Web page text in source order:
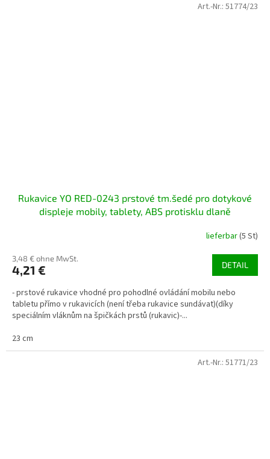
Rukavice YO RED-0243 prstové tm.šedé pro dotykové
displeje mobily, tablety, ABS protisklu dlaně
lieferbar(5 St)
3,48 € ohne MwSt.
4,21 € DETAIL
- prstové rukavice vhodné pro pohodlné ovládání mobilu nebo
tabletu přímo v rukavicích (není třeba rukavice sundávat)(díky
speciálním vláknům na špičkách prstů (rukavic)-...
23 cm
Art.-Nr.: 51774/23
Art.-Nr.: 51771/23